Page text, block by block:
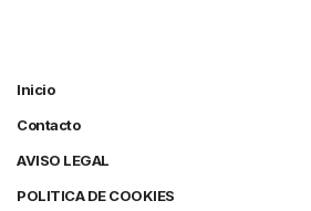
Inicio
Contacto
AVISO LEGAL
POLITICA DE COOKIES